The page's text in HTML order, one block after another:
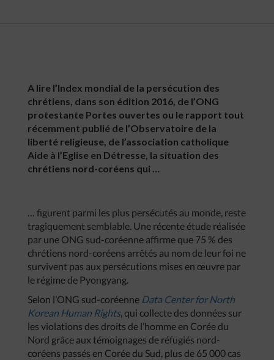
A lire l’Index mondial de la persécution des
chrétiens, dans son édition 2016, de l’ONG
protestante Portes ouvertes ou le rapport tout
récemment publié de l’Observatoire de la
liberté religieuse, de l’association catholique
Aide à l’Eglise en Détresse, la situation des
chrétiens nord-coréens qui …
… figurent parmi les plus persécutés au monde, reste
tragiquement semblable. Une récente étude réalisée
par une ONG sud-coréenne affirme que 75 % des
chrétiens nord-coréens arrêtés au nom de leur foi ne
survivent pas aux persécutions mises en œuvre par
le régime de Pyongyang.
Selon l’ONG sud-coréenne Data Center for North
Korean Human Rights, qui collecte des données sur
les violations des droits de l’homme en Corée du
Nord grâce aux témoignages de réfugiés nord-
coréens passés en Corée du Sud, plus de 65 000 cas